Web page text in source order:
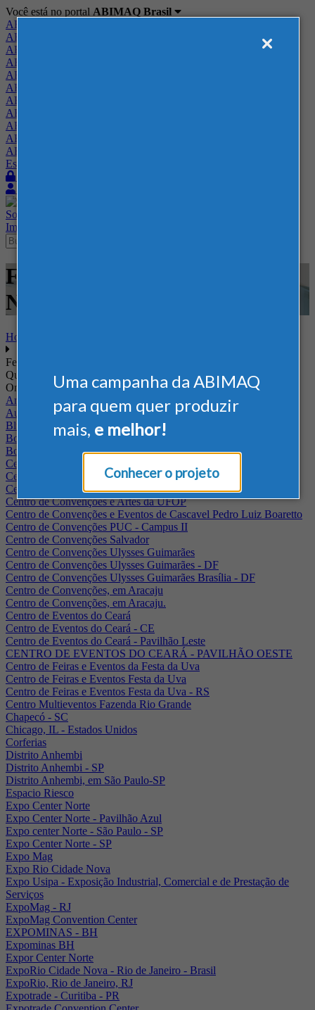
Uma campanha da ABIMAQ
para quem quer produzir
mais, e melhor!
Conhecer o projeto
Você está no portal ABIMAQ Brasil
ABIMAQ Brasil
ABIMAQ Minas Gerais
ABIMAQ Norte-Nordeste
ABIMAQ Paraná
ABIMAQ Piracicaba
ABIMAQ Ribeirão Preto
ABIMAQ Rio de Janeiro
ABIMAQ Rio Grande do Sul
ABIMAQ Santa Catarina
ABIMAQ São Paulo
ABIMAQ Vale do Paraíba
Escritório de Relações Governamentais
Sobre
Imprensa
Feiras - Corferias - Feira
Nacional
Home
Feiras
Quando
Onde
Arena Jaguariuna
Auditório Albano Franco - FIEPA
Blumenau - SC
BolognaFiere
Boulevard Olimpico - RJ
Centro Internacional de Convenções do Brasil, em Brasília
Centro de Convenções - SE
Centro de Convenções de Pernambuco - PE
Centro de Convenções e Artes da UFOP
Centro de Convenções e Eventos de Cascavel Pedro Luiz Boaretto
Centro de Convenções PUC - Campus II
Centro de Convenções Salvador
Centro de Convenções Ulysses Guimarães
Centro de Convenções Ulysses Guimarães - DF
Centro de Convenções Ulysses Guimarães Brasília - DF
Centro de Convenções, em Aracaju
Centro de Convenções, em Aracaju.
Centro de Eventos do Ceará
Centro de Eventos do Ceará - CE
Centro de Eventos do Ceará - Pavilhão Leste
CENTRO DE EVENTOS DO CEARÁ - PAVILHÃO OESTE
Centro de Feiras e Eventos da Festa da Uva
Centro de Feiras e Eventos Festa da Uva
Centro de Feiras e Eventos Festa da Uva - RS
Centro Multieventos Fazenda Rio Grande
Chapecó - SC
Chicago, IL - Estados Unidos
Corferias
Distrito Anhembi
Distrito Anhembi - SP
Distrito Anhembi, em São Paulo-SP
Espacio Riesco
Expo Center Norte
Expo Center Norte - Pavilhão Azul
Expo center Norte - São Paulo - SP
Expo Center Norte - SP
Expo Mag
Expo Rio Cidade Nova
Expo Usipa - Exposição Industrial, Comercial e de Prestação de
Serviços
ExpoMag - RJ
ExpoMag Convention Center
EXPOMINAS - BH
Expominas BH
Expor Center Norte
ExpoRio Cidade Nova - Rio de Janeiro - Brasil
ExpoRio, Rio de Janeiro, RJ
Expotrade - Curitiba - PR